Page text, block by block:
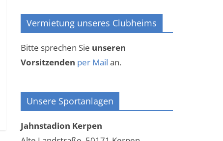
Vermietung unseres Clubheims
Bitte sprechen Sie unseren
Vorsitzenden per Mail an.
Unsere Sportanlagen
Jahnstadion Kerpen